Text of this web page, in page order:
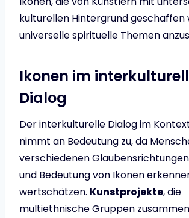
kulturellen Hintergrund geschaffen
universelle spirituelle Themen
Ikonen im
Dialog
Der interkulturelle Dialog im
nimmt an Bedeutung zu, da
verschiedenen
und Bedeutung von Ikonen
wertschätzen. Kunstprojekte, die
multiethnische Gruppen